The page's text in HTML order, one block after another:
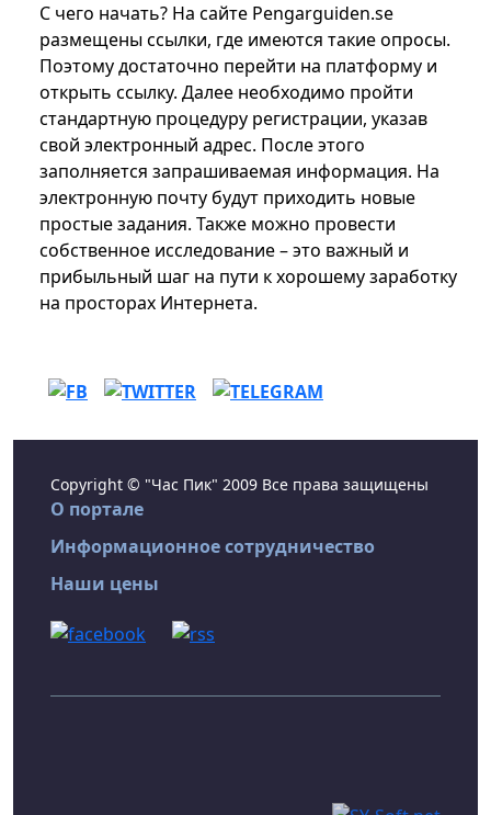
С чего начать? На сайте Pengarguiden.se
размещены ссылки, где имеются такие опросы.
Поэтому достаточно перейти на платформу и
открыть ссылку. Далее необходимо пройти
стандартную процедуру регистрации, указав
свой электронный адрес. После этого
заполняется запрашиваемая информация. На
электронную почту будут приходить новые
простые задания. Также можно провести
собственное исследование – это важный и
прибыльный шаг на пути к хорошему заработку
на просторах Интернета.
Copyright © "Час Пик" 2009 Все права защищены
О портале
Информационное сотрудничество
Наши цены